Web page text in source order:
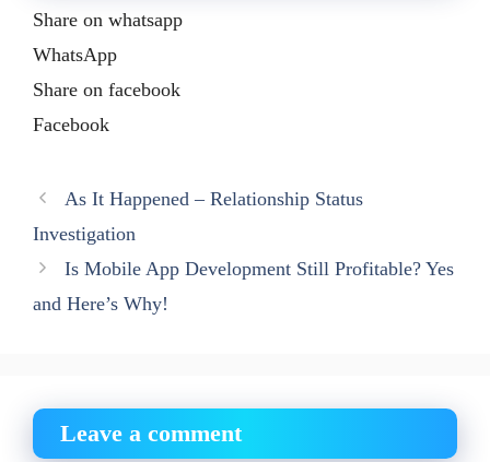
Share on whatsapp
WhatsApp
Share on facebook
Facebook
As It Happened – Relationship Status
Investigation
Is Mobile App Development Still Profitable? Yes
and Here’s Why!
Leave a comment